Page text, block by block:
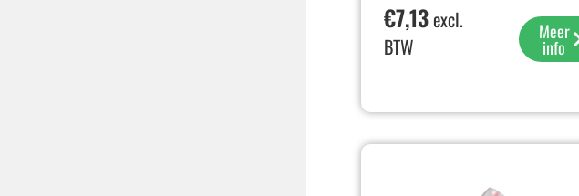
€7,13excl.
BTW
Meer
info